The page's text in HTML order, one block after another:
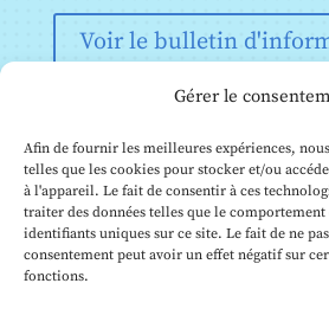
Gérer le
Afin de fournir les meilleures expériences,
telles que les cookies pour stocker et/ou
à l'appareil. Le fait de consentir à ces
traiter des données telles que le
identifiants uniques sur ce site. Le fait de ne
consentement peut avoir un effet négatif sur
fonctions.
Article 49 : Enregistrement
127
128 129 130
133
134 135 136
141 142
145
146 147 148
151
152 153 154
157
158 159 160
163
164 165 166
fournisseurs de modèles d'IA à
fournisseurs en aval qui intègrent
Annexe XIII : Critères de
visés à l'article 51
Voir le bulletin